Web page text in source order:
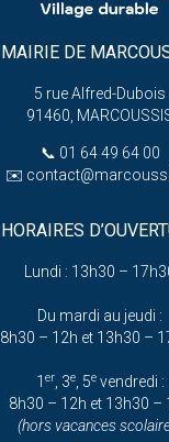
MAIRIE DE
5 rue Alfred-Dubois
91460,
📞 01 64 49 64 00
✉️
HORAIRES
Lundi : 13h30 –
Du mardi au jeudi :
8h30 – 12h et 13h30 –
1 er, 3e, 5evendredi :
8h30 – 12h et 13h30 –
(hors vacances